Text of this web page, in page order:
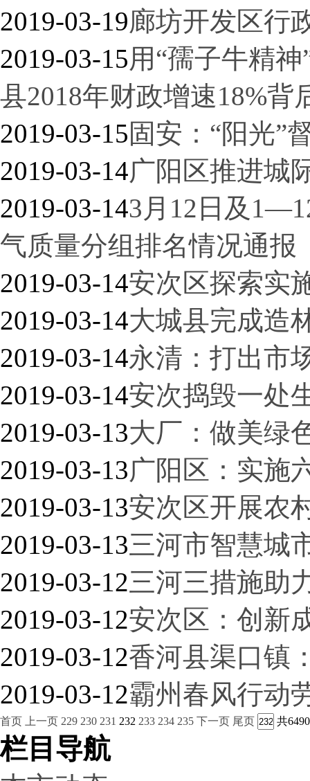
2019-03-19廊坊开发区行
2019-03-15用“孺子牛精
县2018年财政增速18%背
2019-03-15固安：“阳光”
2019-03-14广阳区推进城
2019-03-143月12日及
气质量分组排名情况通报
2019-03-14安次区探索实
2019-03-14大城县完成造
2019-03-14永清：打出市
2019-03-14安次捣毁一处
2019-03-13大厂：做美绿
2019-03-13广阳区：实施
2019-03-13安次区开展农
2019-03-13三河市智慧城
2019-03-12三河三措施助
2019-03-12安次区：创新
2019-03-12香河县渠口镇
2019-03-12霸州春风行动
首页 上一页 229 230 231 232 233 234 235 下一页 尾页 共
栏目导航